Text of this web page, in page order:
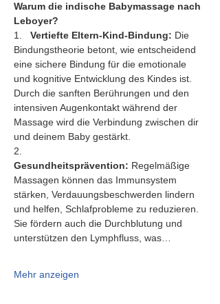
Warum die indische Babymassage nach
Leboyer?
1. Vertiefte Eltern-Kind-Bindung: Die
Bindungstheorie betont, wie entscheidend
eine sichere Bindung für die emotionale
und kognitive Entwicklung des Kindes ist.
Durch die sanften Berührungen und den
intensiven Augenkontakt während der
Massage wird die Verbindung zwischen dir
und deinem Baby gestärkt.
2.
Gesundheitsprävention: Regelmäßige
Massagen können das Immunsystem
stärken, Verdauungsbeschwerden lindern
und helfen, Schlafprobleme zu reduzieren.
Sie fördern auch die Durchblutung und
unterstützen den Lymphfluss, was…
Mehr anzeigen